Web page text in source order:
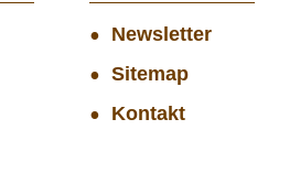
Newsletter
Sitemap
Kontakt